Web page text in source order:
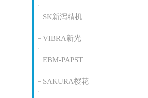
SK新泻精机
VIBRA新光
EBM-PAPST
SAKURA樱花